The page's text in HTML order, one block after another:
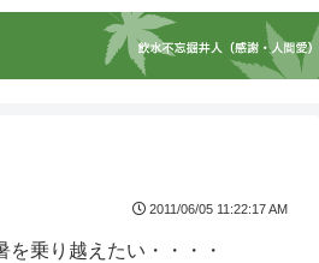
2011/06/05 11:22:17 AM
乗り越えたい・・・・